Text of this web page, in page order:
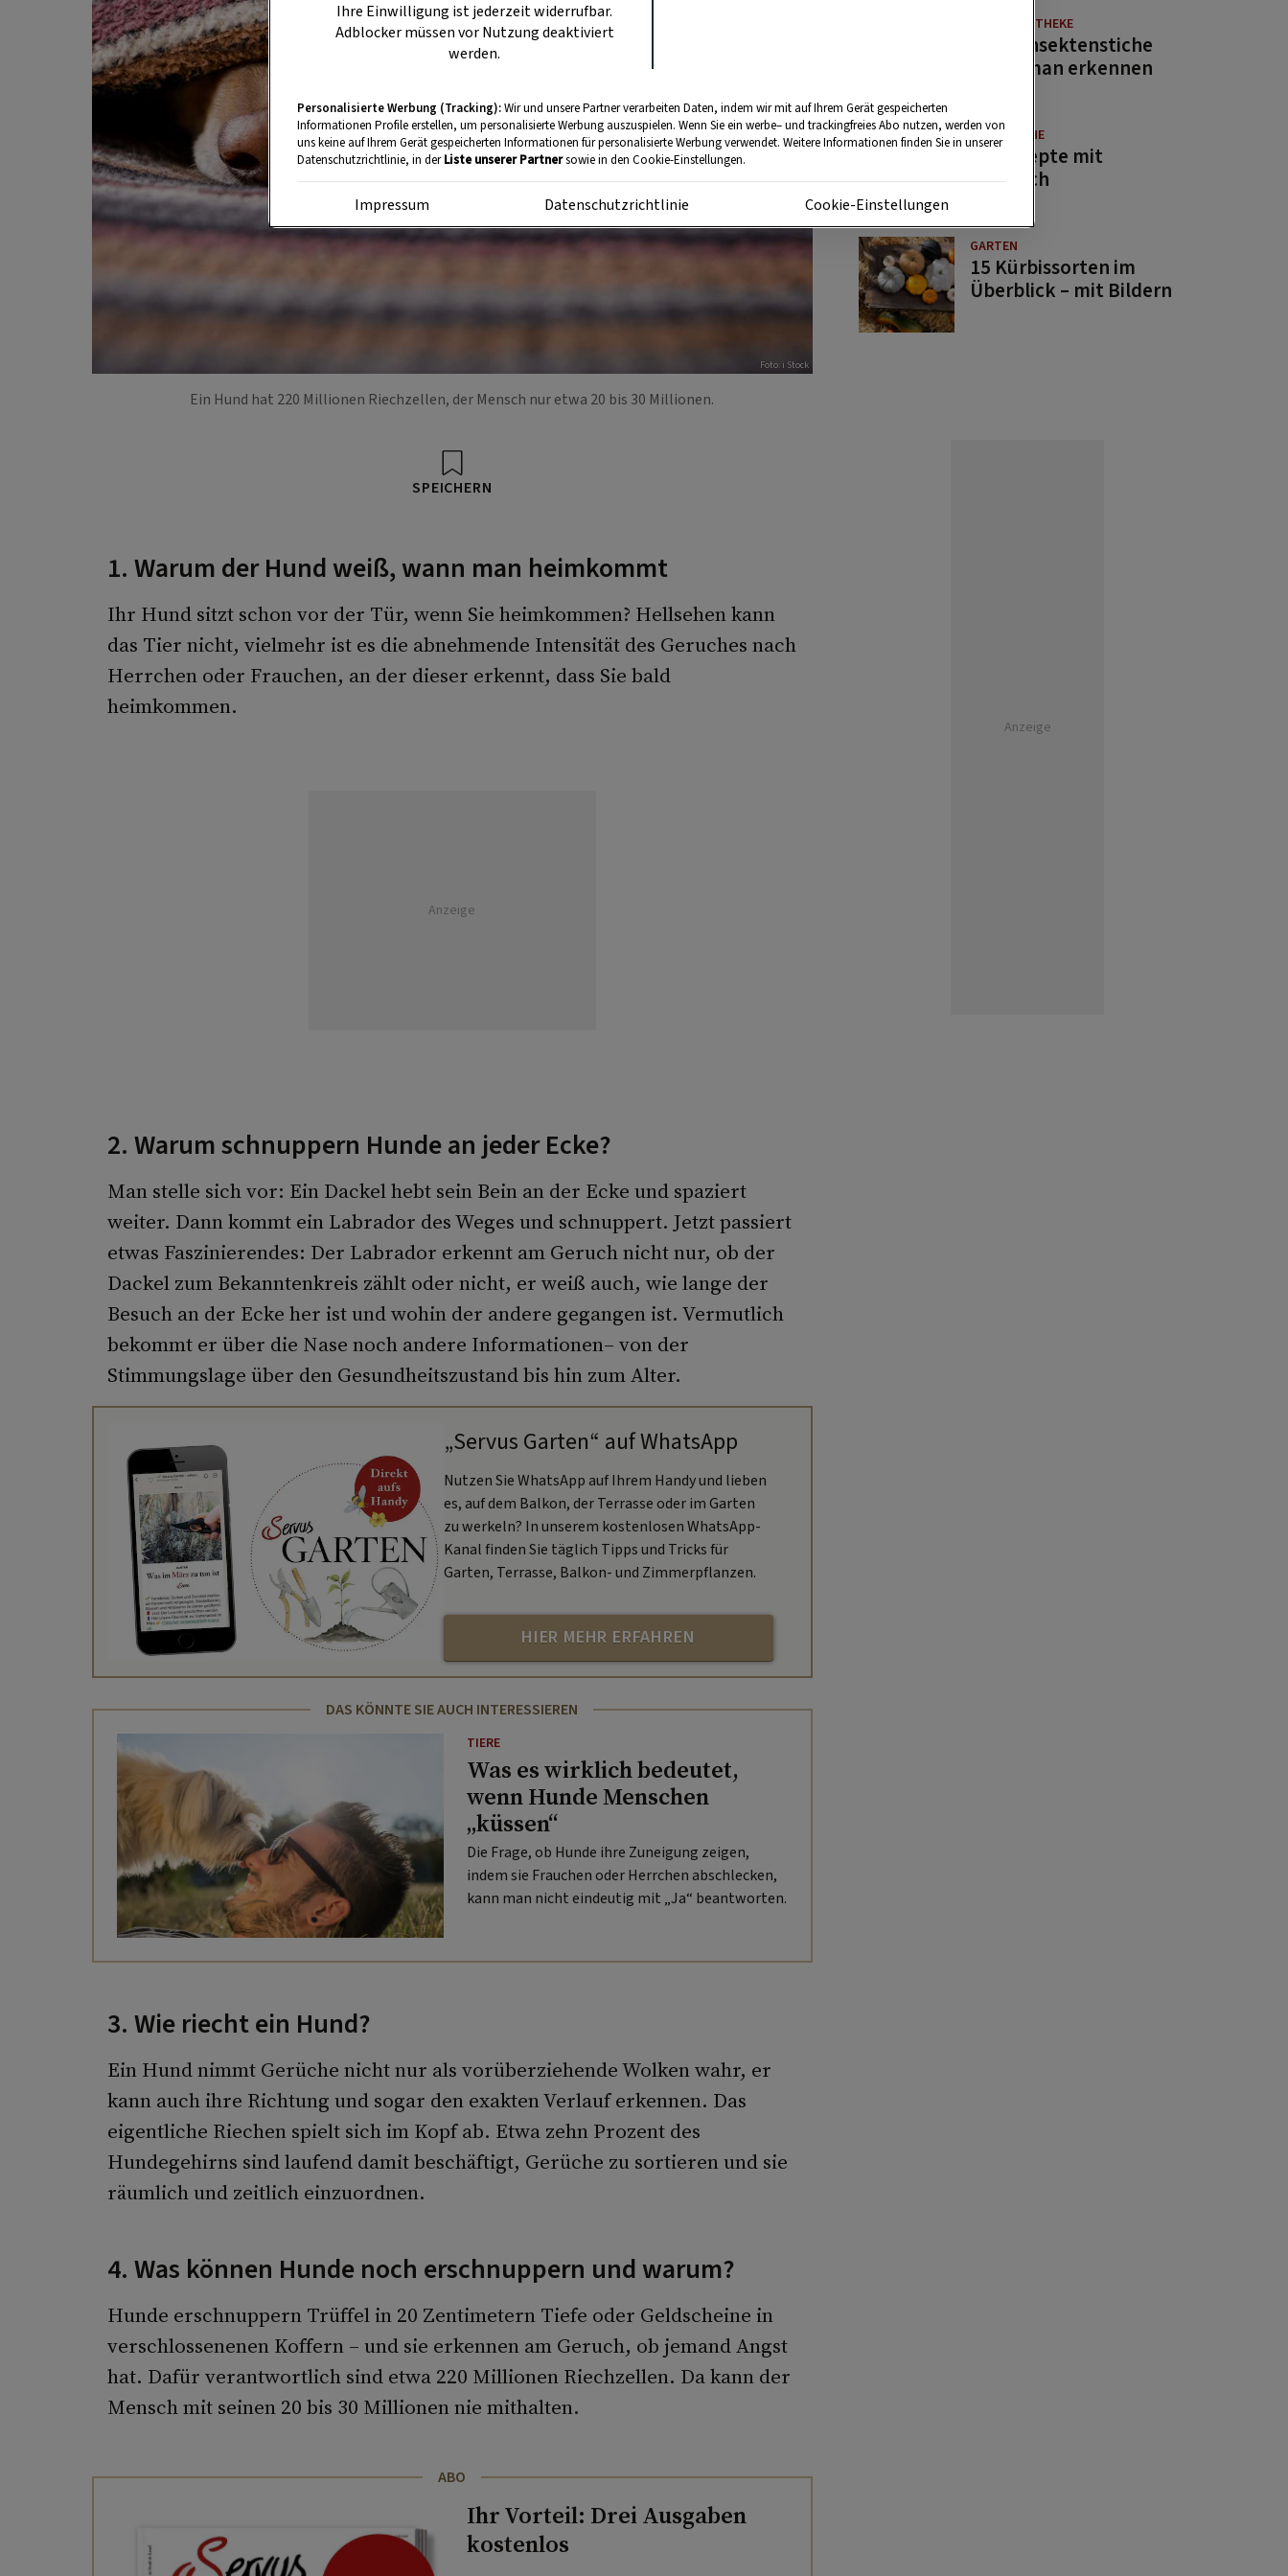
Foto: i Stock
Ein Hund hat 220 Millionen Riechzellen, der Mensch nur etwa 20 bis 30 Millionen.
SPEICHERN
1. Warum der Hund weiß, wann man heimkommt
Ihr Hund sitzt schon vor der Tür, wenn Sie heimkommen? Hellsehen kann
das Tier nicht, vielmehr ist es die abnehmende Intensität des Geruches nach
Herrchen oder Frauchen, an der dieser erkennt, dass Sie bald
heimkommen.
Anzeige
2. Warum schnuppern Hunde an jeder Ecke?
Man stelle sich vor: Ein Dackel hebt sein Bein an der Ecke und spaziert
weiter. Dann kommt ein Labrador des Weges und schnuppert. Jetzt passiert
etwas Faszinierendes: Der Labrador erkennt am Geruch nicht nur, ob der
Dackel zum Bekanntenkreis zählt oder nicht, er weiß auch, wie lange der
Besuch an der Ecke her ist und wohin der andere gegangen ist. Vermutlich
bekommt er über die Nase noch andere Informationen– von der
Stimmungslage über den Gesundheitszustand bis hin zum Alter.
„Servus Garten“ auf WhatsApp
Nutzen Sie WhatsApp auf Ihrem Handy und lieben
es, auf dem Balkon, der Terrasse oder im Garten
zu werkeln? In unserem kostenlosen WhatsApp-
Kanal finden Sie täglich Tipps und Tricks für
Garten, Terrasse, Balkon- und Zimmerpflanzen.
HIER MEHR ERFAHREN
DAS KÖNNTE SIE AUCH INTERESSIEREN
TIERE
Was es wirklich bedeutet,
wenn Hunde Menschen
„küssen“
Die Frage, ob Hunde ihre Zuneigung zeigen,
indem sie Frauchen oder Herrchen abschlecken,
kann man nicht eindeutig mit „Ja“ beantworten.
3. Wie riecht ein Hund?
Ein Hund nimmt Gerüche nicht nur als vorüberziehende Wolken wahr, er
kann auch ihre Richtung und sogar den exakten Verlauf erkennen. Das
eigentliche Riechen spielt sich im Kopf ab. Etwa zehn Prozent des
Hundegehirns sind laufend damit beschäftigt, Gerüche zu sortieren und sie
räumlich und zeitlich einzuordnen.
4. Was können Hunde noch erschnuppern und warum?
Hunde erschnuppern Trüffel in 20 Zentimetern Tiefe oder Geldscheine in
verschlossenenen Koffern – und sie erkennen am Geruch, ob jemand Angst
hat. Dafür verantwortlich sind etwa 220 Millionen Riechzellen. Da kann der
Mensch mit seinen 20 bis 30 Millionen nie mithalten.
ABO
Ihr Vorteil: Drei Ausgaben
kostenlos
NATURAPOTHEKE
Diese Insektenstiche
sollte man erkennen
GUTE KÜCHE
11 Rezepte mit
Bärlauch
GARTEN
15 Kürbissorten im
Überblick – mit Bildern
Anzeige
Ihre Einwilligung ist jederzeit widerrufbar.
Adblocker müssen vor Nutzung deaktiviert
werden.
Personalisierte Werbung (Tracking):Wir und unsere Partner verarbeiten Daten, indem wir mit auf Ihrem Gerät gespeicherten
Informationen Profile erstellen, um personalisierte Werbung auszuspielen. Wenn Sie ein werbe– und trackingfreies Abo nutzen, werden von
uns keine auf Ihrem Gerät gespeicherten Informationen für personalisierte Werbung verwendet. Weitere Informationen finden Sie in unserer
Datenschutzrichtlinie, in derListe unserer Partnersowie in den Cookie-Einstellungen.
Impressum Datenschutzrichtlinie Cookie-Einstellungen